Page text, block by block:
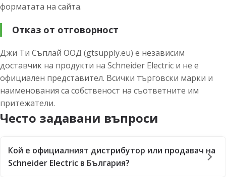
форматата на сайта.
Отказ от отговорност
Джи Ти Съплай ООД (gtsupply.eu) е независим
доставчик на продукти на Schneider Electric и не е
официален представител. Всички търговски марки и
наименования са собственост на съответните им
притежатели.
Често задавани въпроси
Кой е официалният дистрибутор или продавач на
Schneider Electric в България?